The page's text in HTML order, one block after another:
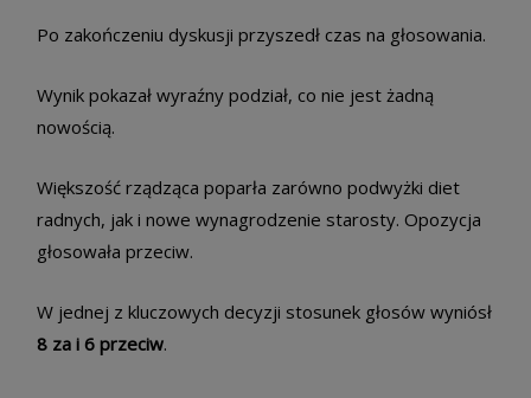
Po zakończeniu dyskusji przyszedł czas na głosowania.
Wynik pokazał wyraźny podział, co nie jest żadną
nowością.
Większość rządząca poparła zarówno podwyżki diet
radnych, jak i nowe wynagrodzenie starosty. Opozycja
głosowała przeciw.
W jednej z kluczowych decyzji stosunek głosów wyniósł
8 za i 6 przeciw.